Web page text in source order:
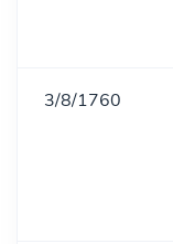
3/8/1760